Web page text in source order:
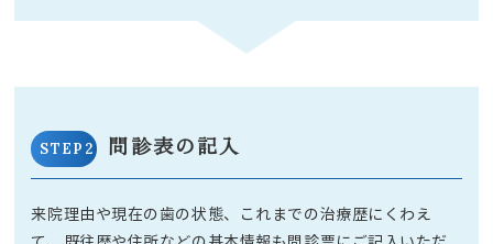
STEP2 問診表の記入
来院理由や現在の歯の状態、これまでの治療歴にくわえ